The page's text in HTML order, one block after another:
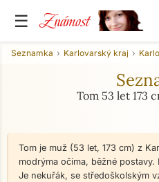
☰ Známost
Seznamka Karlovarský kraj
Tom 53 let 173
Tom je muž (53 let, 173 cm) z
modrýma očima, běžné
Je nekuřák, se středoškolským